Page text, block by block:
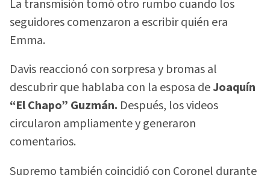
La transmisión tomó otro rumbo cuando los
seguidores comenzaron a escribir quién era
Emma.
Davis reaccionó con sorpresa y bromas al
descubrir que hablaba con la esposa deJoaquín
“El Chapo” Guzmán. Después, los videos
circularon ampliamente y generaron
comentarios.
Supremo también coincidió con Coronel durante